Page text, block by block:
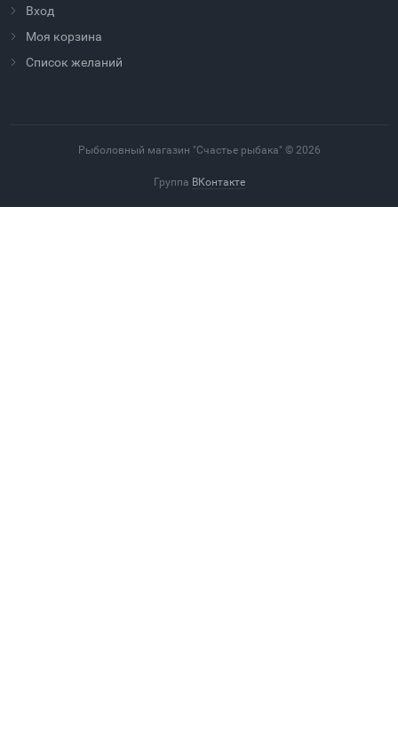
Вход
Моя корзина
Cписок желаний
Рыболовный магазин "Счастье рыбака" © 2026
Группа ВКонтакте